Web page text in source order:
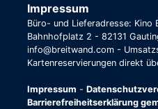
Impressum
Büro- und Lieferadresse:
Bahnhofplatz 2 - 82131
info@breitwand.com -
Kartenreservierungen direkt
Impressum -
Barrierefreiheitserklärung